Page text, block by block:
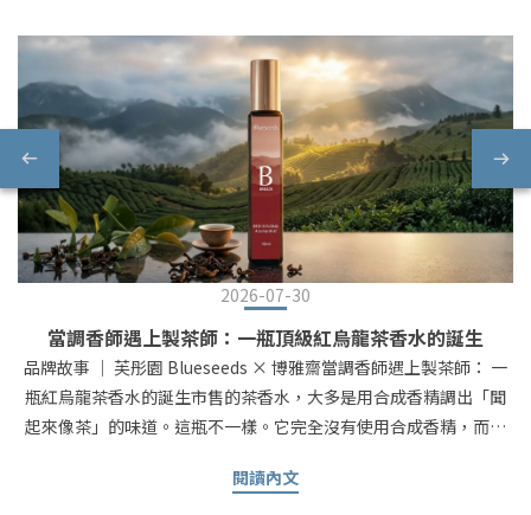
2026-07-30
當調香師遇上製茶師：一瓶頂級紅烏龍茶香水的誕生
品牌故事 ｜ 芙彤園 Blueseeds × 博雅齋當調香師遇上製茶師： 一
瓶紅烏龍茶香水的誕生市售的茶香水，大多是用合成香精調出「聞
起來像茶」的味道。這瓶不一樣。它完全沒有使用合成香精，而是
周章燒水泡茶，就能把醇厚的茶香帶在身邊。真正把台東鹿野那片
閱讀內文